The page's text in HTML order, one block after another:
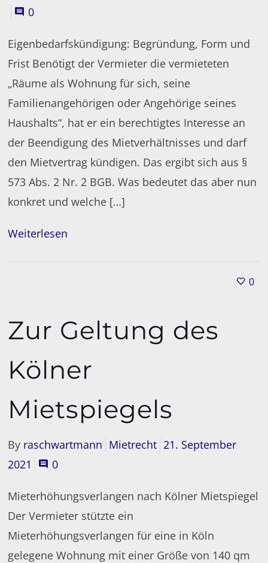
0
Eigenbedarfskündigung: Begründung, Form und
Frist Benötigt der Vermieter die vermieteten
„Räume als Wohnung für sich, seine
Familienangehörigen oder Angehörige seines
Haushalts“, hat er ein berechtigtes Interesse an
der Beendigung des Mietverhältnisses und darf
den Mietvertrag kündigen. Das ergibt sich aus §
573 Abs. 2 Nr. 2 BGB. Was bedeutet das aber nun
konkret und welche […]
Weiterlesen
0
Zur Geltung des
Kölner
Mietspiegels
By raschwartmann Mietrecht 21. September
2021
0
Mieterhöhungsverlangen nach Kölner Mietspiegel
Der Vermieter stützte ein
Mieterhöhungsverlangen für eine in Köln
gelegene Wohnung mit einer Größe von 140 qm